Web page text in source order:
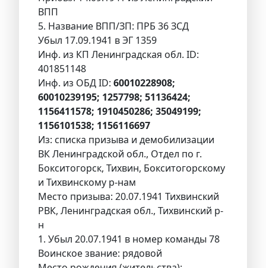
ВПП
5. Название ВПП/ЗП: ПРБ 36 ЗСД
Убыл 17.09.1941 в ЭГ 1359
Инф. из КП Ленинградская обл. ID:
401851148
Инф. из ОБД ID: 60010228908;
60010239195; 1257798; 51136424;
1156411578; 1910450286; 35049199;
1156101538; 1156116697
Из: списка призыва и демобилизации
ВК Ленинградской обл., Отдел по г.
Бокситогорск, Тихвин, Бокситогорскому
и Тихвинскому р-нам
Место призыва: 20.07.1941 Тихвинский
РВК, Ленинградская обл., Тихвинский р-
н
1. Убыл 20.07.1941 в номер команды 78
Воинское звание: рядовой